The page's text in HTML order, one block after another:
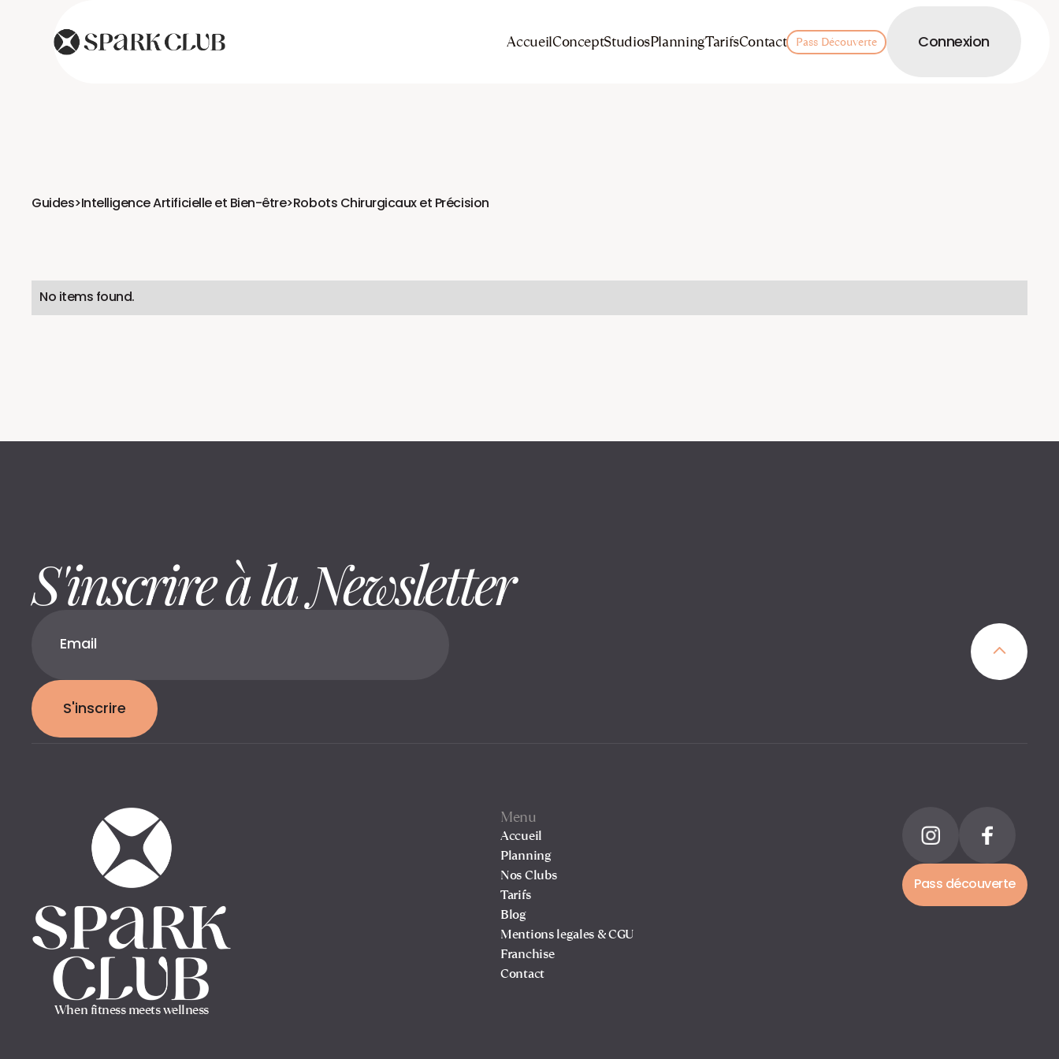
AccueilConceptStudiosPlanningTarifsContact Pass Découverte Connexion
Guides>Intelligence Artificielle et Bien-être>Robots Chirurgicaux et Précision
No items found.
S'inscrire à la Newsletter
S'inscrire
When fitness meets wellness
Menu
Accueil
Planning
Nos Clubs
Tarifs
Blog
Mentions legales & CGU
Franchise
Contact
Pass découverte